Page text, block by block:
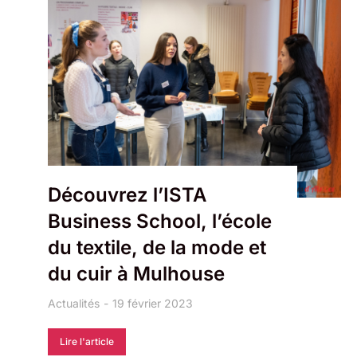
Découvrez l’ISTA
Business School, l’école
du textile, de la mode et
du cuir à Mulhouse
Actualités 19 février 2023
Lire l'article